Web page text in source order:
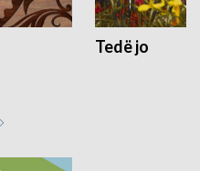
Tedë jo